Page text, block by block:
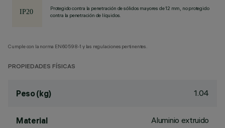
Protegido contra la penetración de sólidos mayores de 12 mm, no protegido
contra la penetración de líquidos.
Cumple con la norma EN60598-1 y las regulaciones pertinentes.
PROPIEDADES FÍSICAS
Peso (kg) 1.04
Material Aluminio extruido